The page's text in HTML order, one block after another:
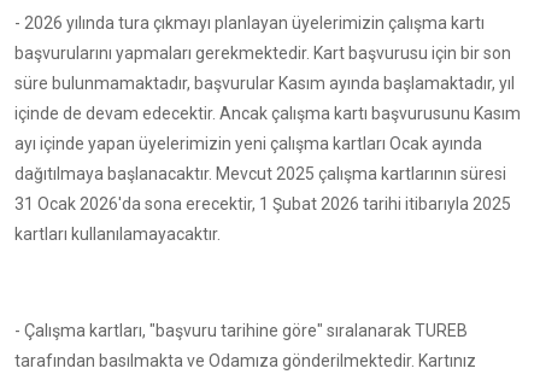
- 2026 yılında tura çıkmayı planlayan üyelerimizin çalışma kartı
başvurularını yapmaları gerekmektedir. Kart başvurusu için bir son
süre bulunmamaktadır, başvurular Kasım ayında başlamaktadır, yıl
içinde de devam edecektir. Ancak çalışma kartı başvurusunu Kasım
ayı içinde yapan üyelerimizin yeni çalışma kartları Ocak ayında
dağıtılmaya başlanacaktır. Mevcut 2025 çalışma kartlarının süresi
31 Ocak 2026'da sona erecektir, 1 Şubat 2026 tarihi itibarıyla 2025
kartları kullanılamayacaktır.
- Çalışma kartları, "başvuru tarihine göre" sıralanarak TUREB
tarafından basılmakta ve Odamıza gönderilmektedir. Kartınız